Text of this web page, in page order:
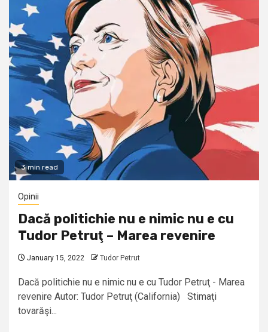
3 min read
Opinii
Dacă politichie nu e nimic nu e cu
Tudor Petruţ – Marea revenire
January 15, 2022 Tudor Petrut
Dacă politichie nu e nimic nu e cu Tudor Petruţ - Marea
revenire Autor: Tudor Petruţ (California) Stimaţi
tovarăşi...